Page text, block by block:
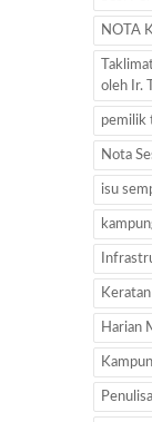
NOTA
oleh Ir.
pemilik
Nota
isu
Harian